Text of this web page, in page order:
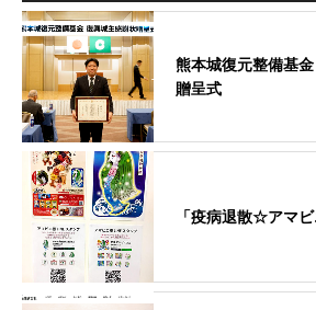
熊本城復元整備基
贈呈式
「疫病退散☆アマビ